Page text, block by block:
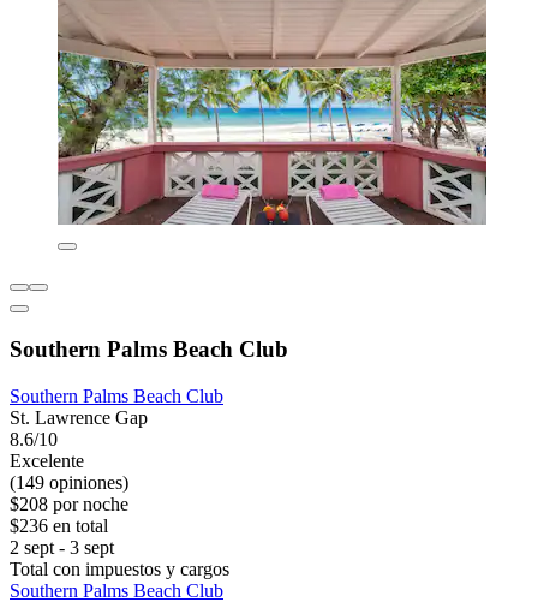
Southern Palms Beach Club
Southern Palms Beach Club
St. Lawrence Gap
8.6/10
Excelente
(149 opiniones)
$208 por noche
$236 en total
2 sept - 3 sept
Total con impuestos y cargos
Southern Palms Beach Club